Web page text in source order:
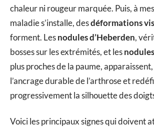
chaleur ni rougeur marquée. Puis, à
maladie s’installe, desdéformations
forment. Lesnodules d’Heberden,
bosses sur les extrémités, et les
plus proches de la paume,
l’ancrage durable de l’arthrose et
progressivement la silhouette des
Voici les principaux signes qui doivent